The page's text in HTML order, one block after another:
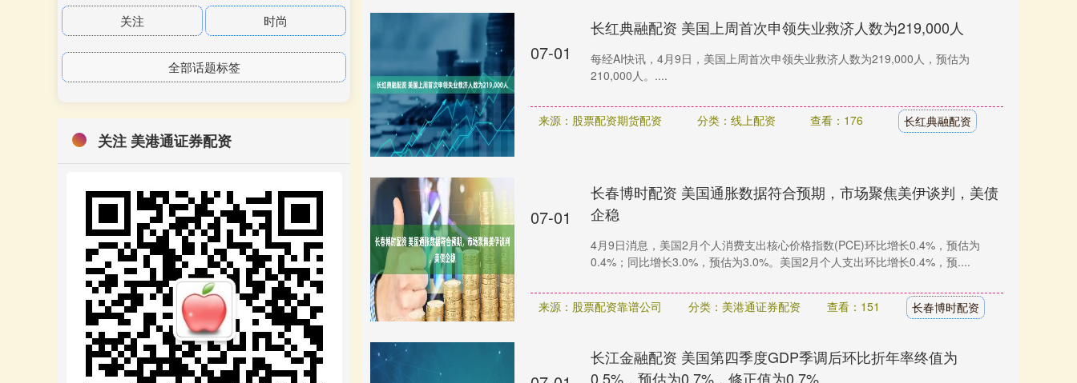
07-01
长红典融配资 美国上周首次申领失业救济人数为219,000人
每经AI快讯，4月9日，美国上周首次申领失业救济人数为219,000人，预估为
210,000人。....
来源：股票配资期货配资 分类：线上配资 查看：176 长红典融配资
07-01
长春博时配资 美国通胀数据符合预期，市场聚焦美伊谈判，美债
企稳
4月9日消息，美国2月个人消费支出核心价格指数(PCE)环比增长0.4%，预估为
0.4%；同比增长3.0%，预估为3.0%。美国2月个人支出环比增长0.4%，预....
来源：股票配资靠谱公司 分类：美港通证券配资 查看：151 长春博时配资
长江金融配资 美国第四季度GDP季调后环比折年率终值为
0.5%，预估为0.7%，修正值为0.7%
关注 时尚
全部话题标签
关注 美港通证券配资